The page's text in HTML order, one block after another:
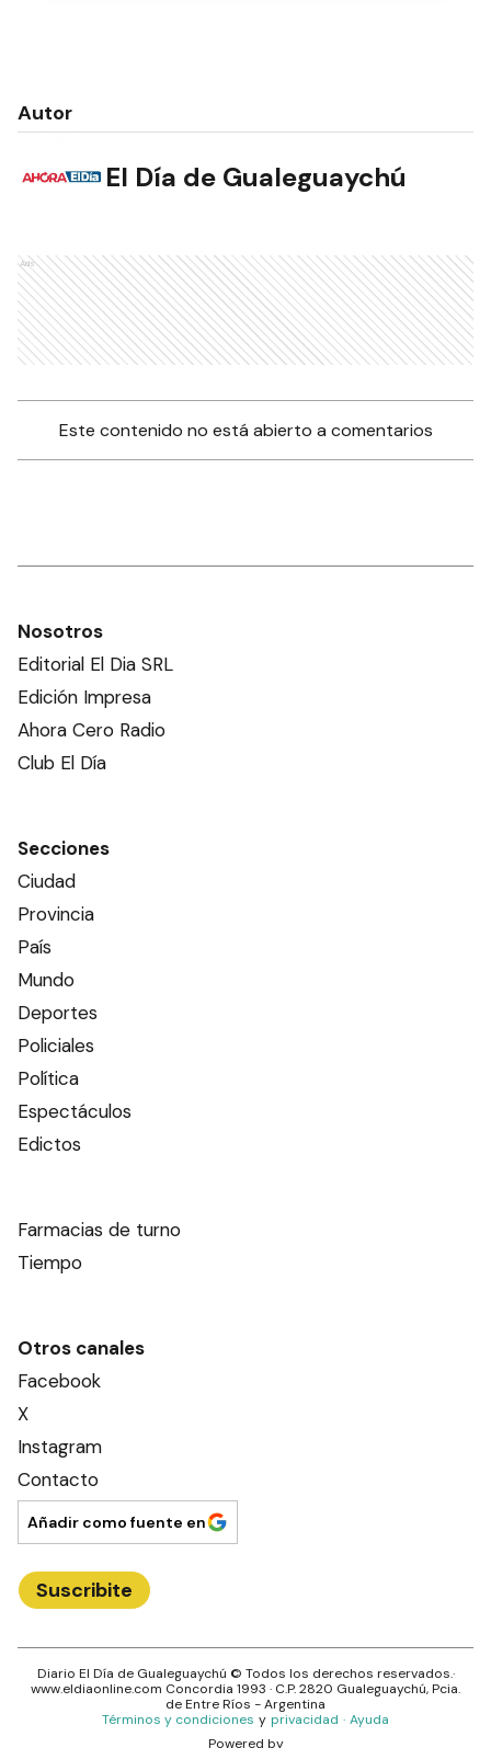
Autor
El Día de Gualeguaychú
Ads
Este contenido no está abierto a comentarios
Nosotros
Editorial El Dia SRL
Edición Impresa
Ahora Cero Radio
Club El Día
Secciones
Ciudad
Provincia
País
Mundo
Deportes
Policiales
Política
Espectáculos
Edictos
Farmacias de turno
Tiempo
Otros canales
Facebook
X
Instagram
Contacto
Añadir como fuente en
Suscribite
Diario El Día de Gualeguaychú © Todos los derechos reservados.·
www.eldiaonline.com Concordia 1993 · C.P.2820 Gualeguaychú, Pcia.
deEntre Ríos - Argentina
Términos y condiciones y privacidad · Ayuda
Powered by